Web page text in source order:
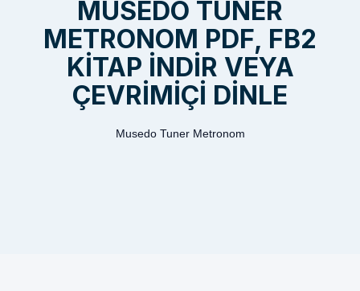
MUSEDO TUNER
METRONOM PDF, FB2
KITAP INDIR VEYA
ÇEVRIMIÇI DINLE
Musedo Tuner Metronom